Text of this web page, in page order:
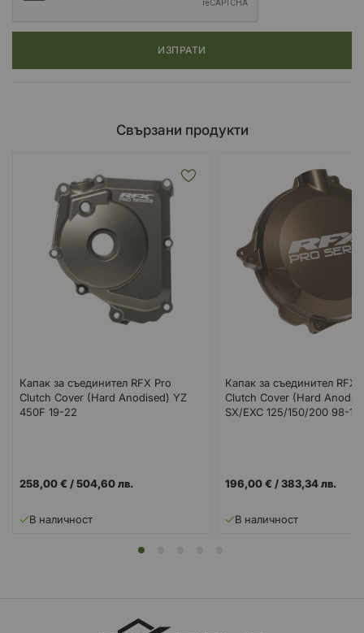
ИЗПРАТИ
Свързани продукти
Капак за съединител RFX Pro
Clutch Cover (Hard Anodised) YZ
450F 19-22
258,00 € /504,60 лв.
В наличност
Капак за съединител RFX
Clutch Cover (Hard
SX/EXC 125/150/200 98-15
196,00 € /383,34 лв.
В наличност